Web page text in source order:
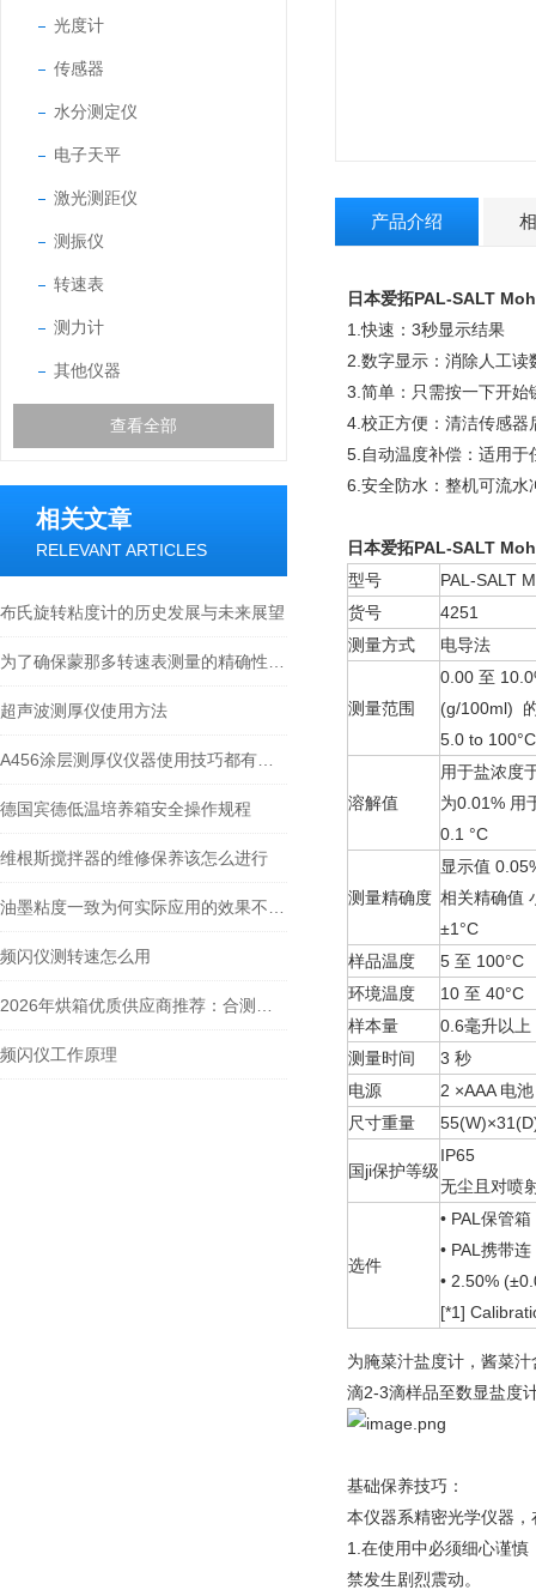
光度计
传感器
水分测定仪
电子天平
激光测距仪
测振仪
转速表
测力计
其他仪器
查看全部
相关文章
RELEVANT ARTICLES
布氏旋转粘度计的历史发展与未来展望
超声波测厚仪使用方法
德国宾德低温培养箱安全操作规程
维根斯搅拌器的维修保养该怎么进行
频闪仪测转速怎么用
频闪仪工作原理
产品介绍
日本爱拓PAL-SALT
1.快速：3秒显示结果
2.数字显示：消除人工读
3.简单：只需按一下开始
4.校正方便：清洁传感器
5.自动温度补偿：适用于
6.安全防水：整机可流水
日本爱拓PAL-SALT
型号
PAL-SALT
货号
4251
测量方式
电导法
测量范围
0.00 至
(g/100ml)
5.0 to 100°C
溶解值
用于盐浓度
为0.01% 用
0.1 °C
测量精确度
显示值
相关精确值
±1°C
样品温度
5 至 100°C
环境温度
10 至 40°C
样本量
0.6毫升以上
测量时间
3 秒
电源
2 ×AAA 电池
尺寸重量
国ji保护等级
IP65
无尘且对喷
选件
• PAL保管
• PAL携带
• 2.50%
[*1]
为腌菜汁盐度计，酱菜
滴2-3滴样品至数显盐度
基础保养技巧：
本仪器系精密光学仪器
1.在使用中必须细心谨
禁发生剧烈震动。